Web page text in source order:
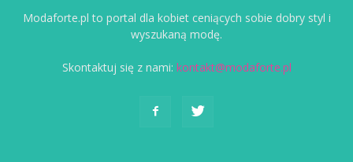
Modaforte.pl to portal dla kobiet ceniących sobie dobry styl i
wyszukaną modę.
Skontaktuj się z nami: kontakt@modaforte.pl